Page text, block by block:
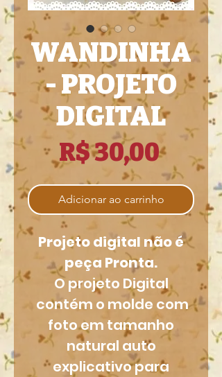
WANDINHA
- PROJETO
DIGITAL
R$ 30,00Preço
Adicionar ao carrinho
Projeto digital não é
peça Pronta.
O projeto Digital
contém o molde com
foto em tamanho
natural auto
explicativo para